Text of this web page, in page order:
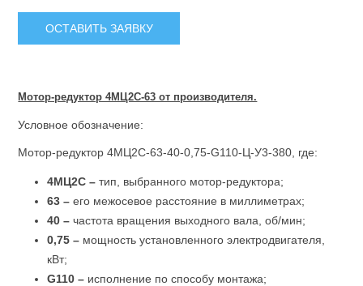
ОСТАВИТЬ ЗАЯВКУ
Мотор-редуктор 4МЦ2С-63 от производителя.
Условное обозначение:
Мотор-редуктор 4МЦ2С-63-40-0,75-G110-Ц-У3-380, где:
4МЦ2С –тип, выбранного мотор-редуктора;
63 –его межосевое расстояние в миллиметрах;
40 –частота вращения выходного вала, об/мин;
0,75 – мощность установленного электродвигателя,
кВт;
G110 – исполнение по способу монтажа;